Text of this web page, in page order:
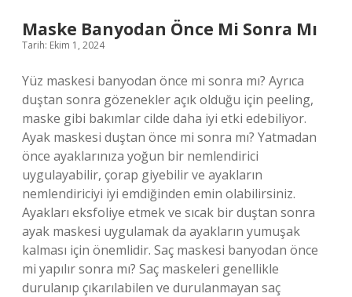
Maske Banyodan Önce Mi Sonra Mı
Tarih: Ekim 1, 2024
Yüz maskesi banyodan önce mi sonra mı? Ayrıca
duştan sonra gözenekler açık olduğu için peeling,
maske gibi bakımlar cilde daha iyi etki edebiliyor.
Ayak maskesi duştan önce mi sonra mı? Yatmadan
önce ayaklarınıza yoğun bir nemlendirici
uygulayabilir, çorap giyebilir ve ayakların
nemlendiriciyi iyi emdiğinden emin olabilirsiniz.
Ayakları eksfoliye etmek ve sıcak bir duştan sonra
ayak maskesi uygulamak da ayakların yumuşak
kalması için önemlidir. Saç maskesi banyodan önce
mi yapılır sonra mı? Saç maskeleri genellikle
durulanıp çıkarılabilen ve durulanmayan saç